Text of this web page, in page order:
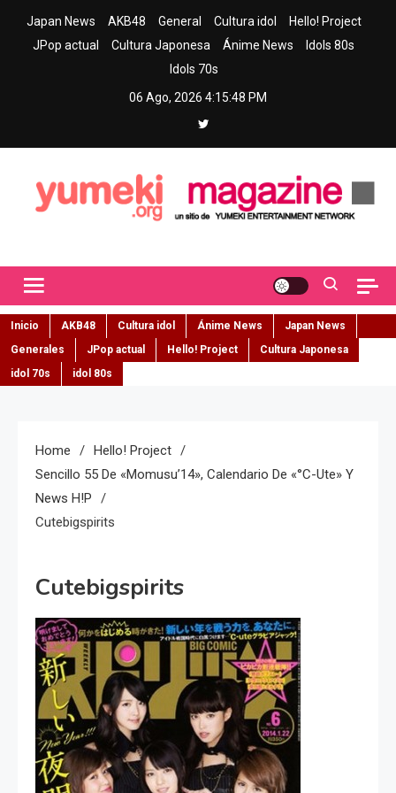
Japan News AKB48 General Cultura idol
Hello! Project
JPop actual
Cultura Japonesa Ánime News
Idols 80s
Idols 70s
06 Ago, 2026 4:15:49 PM
Inicio AKB48 Cultura idol Ánime News
Japan News
Generales
JPop actual Hello! Project
Cultura Japonesa
idol 70s
idol 80s
Home
Hello! Project
Sencillo 55 De «Momusu’14», Calendario De «°C-Ute» Y
News H!P
Cutebigspirits
Cutebigspirits